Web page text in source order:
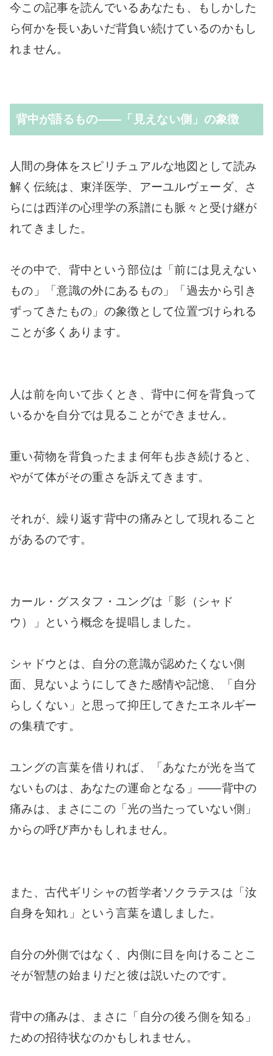
今この記事を読んでいるあなたも、もしかした
ら何かを長いあいだ背負い続けているのかもし
れません。
背中が語るもの——「見えない側」の象徴
人間の身体をスピリチュアルな地図として読み
解く伝統は、東洋医学、アーユルヴェーダ、さ
らには西洋の心理学の系譜にも脈々と受け継が
れてきました。
その中で、背中という部位は「前には見えない
もの」「意識の外にあるもの」「過去から引き
ずってきたもの」の象徴として位置づけられる
ことが多くあります。
人は前を向いて歩くとき、背中に何を背負って
いるかを自分では見ることができません。
重い荷物を背負ったまま何年も歩き続けると、
やがて体がその重さを訴えてきます。
それが、繰り返す背中の痛みとして現れること
があるのです。
カール・グスタフ・ユングは「影（シャド
ウ）」という概念を提唱しました。
シャドウとは、自分の意識が認めたくない側
面、見ないようにしてきた感情や記憶、「自分
らしくない」と思って抑圧してきたエネルギー
の集積です。
ユングの言葉を借りれば、「あなたが光を当て
ないものは、あなたの運命となる」——背中の
痛みは、まさにこの「光の当たっていない側」
からの呼び声かもしれません。
また、古代ギリシャの哲学者ソクラテスは「汝
自身を知れ」という言葉を遺しました。
自分の外側ではなく、内側に目を向けることこ
そが智慧の始まりだと彼は説いたのです。
背中の痛みは、まさに「自分の後ろ側を知る」
ための招待状なのかもしれません。